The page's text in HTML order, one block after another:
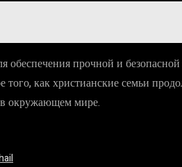
прочной и
как христианские семьи
в окружающем мире.